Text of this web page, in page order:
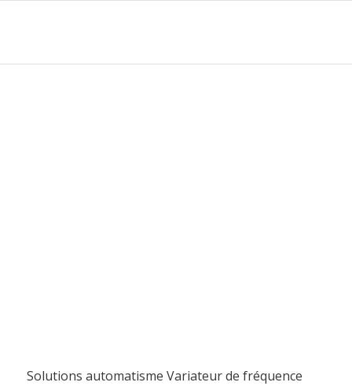
Solutions automatisme Variateur de fréquence